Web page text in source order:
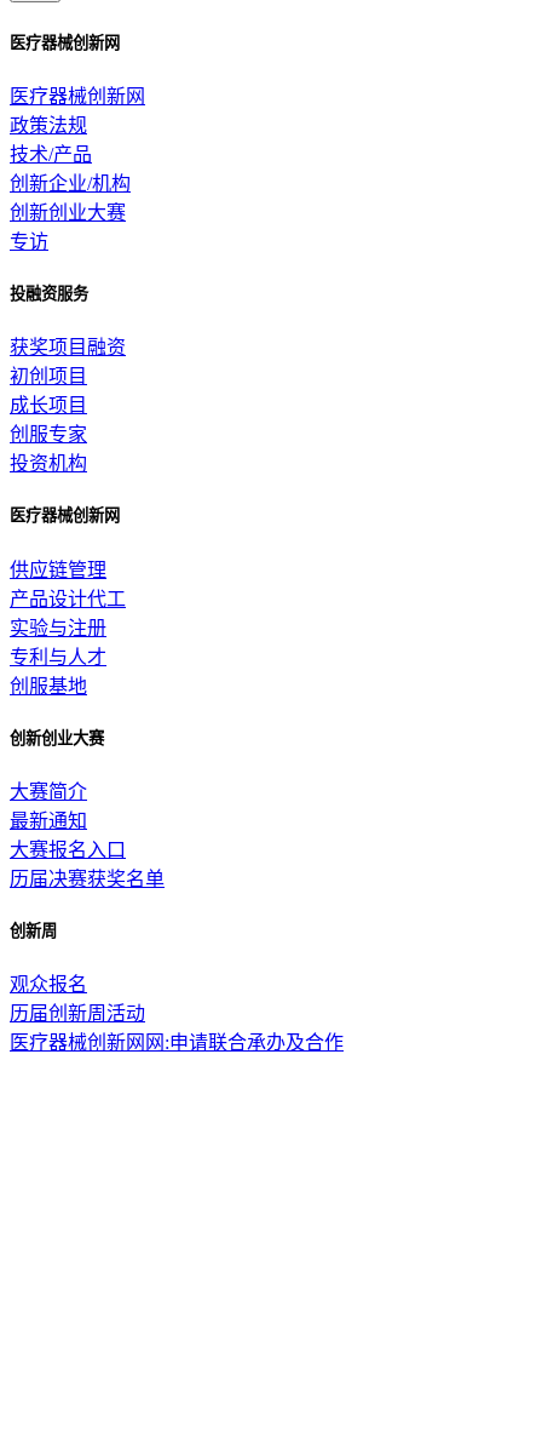
医疗器械创新网
医疗器械创新网
政策法规
技术/产品
创新企业/机构
创新创业大赛
专访
投融资服务
获奖项目融资
初创项目
成长项目
创服专家
投资机构
医疗器械创新网
供应链管理
产品设计代工
实验与注册
专利与人才
创服基地
创新创业大赛
大赛简介
最新通知
大赛报名入口
历届决赛获奖名单
创新周
观众报名
历届创新周活动
医疗器械创新网网:申请联合承办及合作